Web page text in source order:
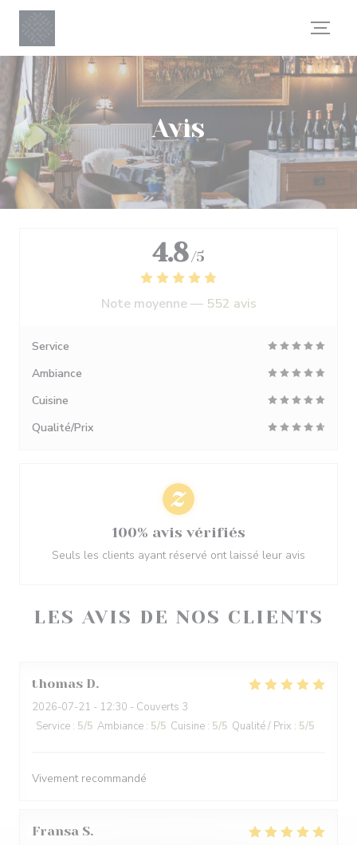
Personnalisation de vos choix en matière de cookies
Avis
LES AVIS DE NOS CLIENTS
thomas D
2026-07-21 - 12:30 - Couverts 3
Service : 5/5 Ambiance : 5/5 Cuisine : 5/5 Qualité / Prix : 5/5
Vivement recommandé
Fransa S
4.8 /5
Note moyenne — 552 avis
Service
Ambiance
Cuisine
Qualité/Prix
100% avis vérifiés
Seuls les clients ayant réservé ont laissé leur avis